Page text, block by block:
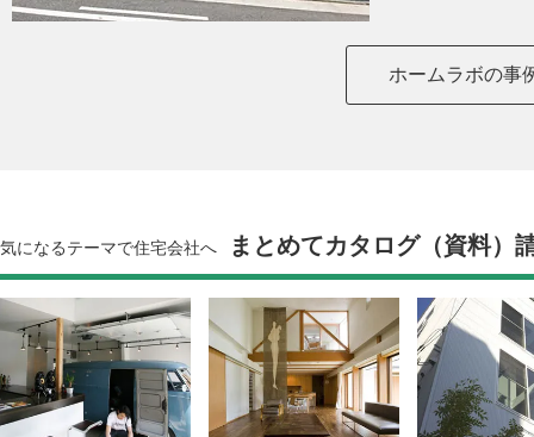
ホームラボの事
気になるテーマで住宅会社へ まとめてカタログ（資料）